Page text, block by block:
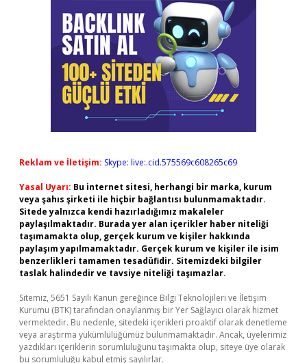
Reklam ve İletişim: Skype: live:.cid.575569c608265c69
Yasal Uyarı: Bu internet sitesi, herhangi bir marka, kurum
veya şahıs şirketi ile hiçbir bağlantısı bulunmamaktadır.
Sitede yalnızca kendi hazırladığımız makaleler
paylaşılmaktadır. Burada yer alan içerikler haber niteliği
taşımamakta olup, gerçek kurum ve kişiler hakkında
paylaşım yapılmamaktadır. Gerçek kurum ve kişiler ile isim
benzerlikleri tamamen tesadüfidir. Sitemizdeki bilgiler
taslak halindedir ve tavsiye niteliği taşımazlar.
Sitemiz, 5651 Sayılı Kanun gereğince Bilgi Teknolojileri ve İletişim
Kurumu (BTK) tarafından onaylanmış bir Yer Sağlayıcı olarak hizmet
vermektedir. Bu nedenle, sitedeki içerikleri proaktif olarak denetleme
veya araştırma yükümlülüğümüz bulunmamaktadır. Ancak, üyelerimiz
yazdıkları içeriklerin sorumluluğunu taşımakta olup, siteye üye olarak
bu sorumluluğu kabul etmiş sayılırlar.